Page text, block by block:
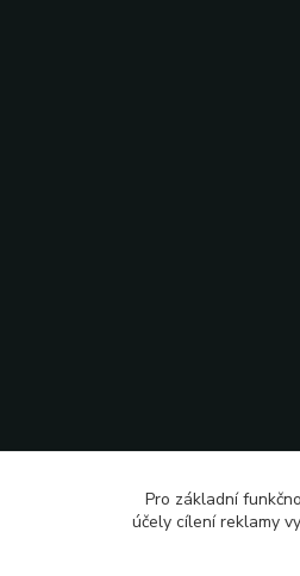
Pro základní
účely cílení reklamy